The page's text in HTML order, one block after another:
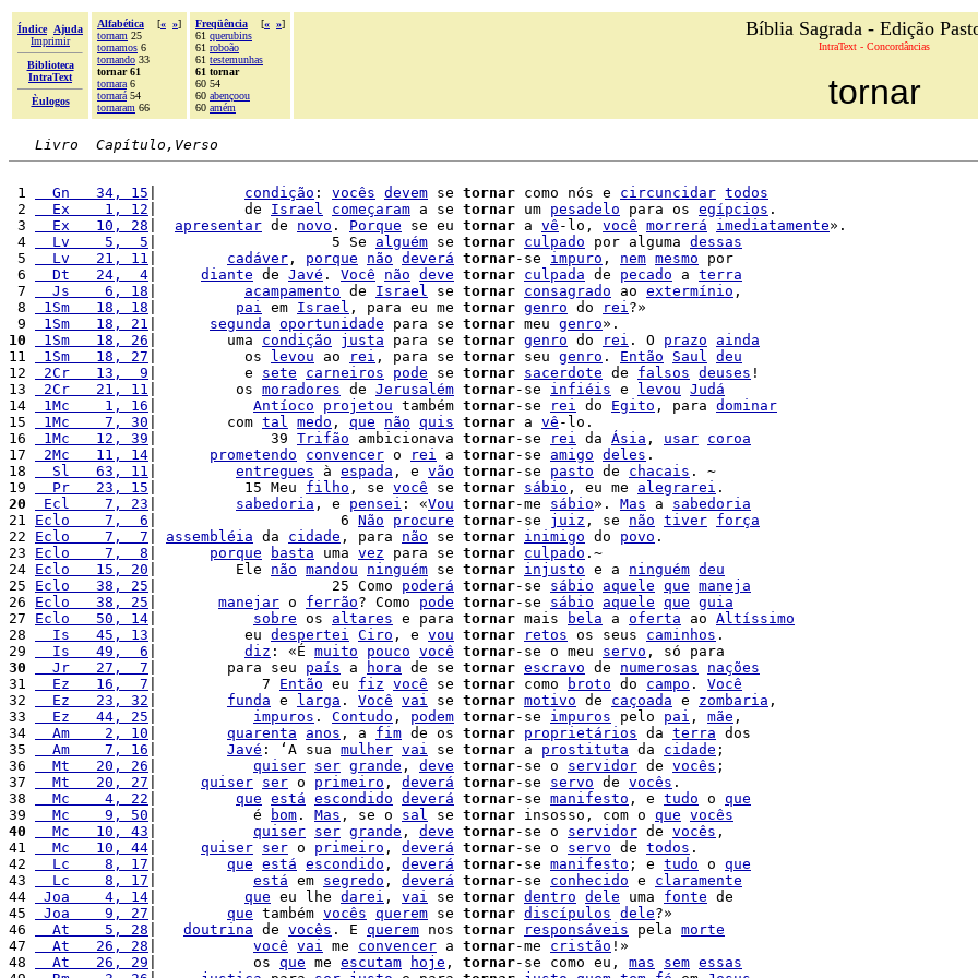
Índice
Ajuda
Imprimir
Biblioteca
IntraText
Èulogos
Alfabética [« »]
tornam 25
tornamos 6
tornando 33
tornar 61
tornara 6
tornará 54
tornaram 66
Freqüência [« »]
61 querubins
61 roboão
61 testemunhas
61 tornar
60 54
60 abençoou
60 amém
Bíblia Sagrada - Edição
IntraText - Concordâncias
tornar
Livro  Capítulo,Verso
1
  Gn   34, 15
condição : vocês devem se tornar como nós e circuncidar todos
2
  Ex    1, 12
|          de Israel começaram a se tornar um pesadelo para os egípcios .
3
  Ex   10, 28
apresentar de novo . Porque se eu tornar a vê -lo, você morrerá imediatamente».
4
  Lv    5,  5
|                    5 Se alguém se tornar culpado por alguma dessas
5
  Lv   21, 11
cadáver , porque não deverá tornar-se impuro , nem mesmo por
6
  Dt   24,  4
diante de Javé . Você não deve tornar culpada de pecado a terra
7
  Js    6, 18
acampamento de Israel se tornar consagrado ao extermínio ,
8
1Sm   18, 18 pai em Israel , para eu me tornar genro do rei?»
9
1Sm   18, 21 segunda oportunidade para se tornar meu genro
10
1Sm   18, 26 |        uma condição justa para se tornar genro do rei . O prazo
ainda
11
1Sm   18, 27 |          os levou ao rei , para se tornar seu genro . Então Saul deu
12
2Cr   13,  9 |          e sete carneiros pode se tornar sacerdote de falsos deuses !
13
2Cr   21, 11 |         os moradores de Jerusalém tornar-se infiéis e levou Judá
14
1Mc    1, 16 Antíoco projetou também tornar-se rei do Egito , para dominar
15
1Mc    7, 30 |        com tal medo , que não quis tornar a vê -lo.
16
1Mc   12, 39 |             39 Trifão ambicionava tornar-se rei da Ásia , usar coroa
17
2Mc   11, 14 prometendo convencer o rei a tornar-se amigo deles .
18
  Sl   63, 11
entregues à espada , e vão tornar-se pasto de chacais . ~
19
  Pr   23, 15
|          15 Meu filho , se você se tornar sábio , eu me alegrarei
20
Ecl    7, 23 sabedoria , e pensei : «Vou tornar-me sábio». Mas a sabedoria
21 Eclo    7,  6 |                     6 Não procure tornar-se juiz , se não tiver força
22 Eclo    7,  7 assembléia da cidade , para não se tornar inimigo do povo .
23 Eclo    7,  8 porque basta uma vez para se tornar culpado .~
24 Eclo   15, 20 |         Ele não mandou ninguém se tornar injusto e a ninguém deu
25 Eclo   38, 25 |                    25 Como poderá tornar-se sábio aquele que maneja
26 Eclo   38, 25 manejar o ferrão? Como pode tornar-se sábio aquele que guia
27 Eclo   50, 14 sobre os altares e para tornar mais bela a oferta ao Altíssimo
28
  Is   45, 13
|          eu despertei Ciro , e vou tornar retos os seus caminhos .
29
  Is   49,  6
diz : «É muito pouco você tornar-se o meu servo
30
  Jr   27,  7
|        para seu país a hora de se tornar escravo de numerosas
nações
31
  Ez   16,  7
|            7 Então eu fiz você se tornar como broto do campo . Você
32
  Ez   23, 32
funda e larga . Você vai se tornar motivo de caçoada e zombaria ,
33
  Ez   44, 25
impuros . Contudo , podem tornar-se impuros pelo pai , mãe ,
34
  Am    2, 10
quarenta anos , a fim de os tornar proprietários da terra dos
35
  Am    7, 16
Javé : ‘A sua mulher vai se tornar a prostituta da cidade ;
36
  Mt   20, 26
quiser ser grande , deve tornar-se o servidor de vocês ;
37
  Mt   20, 27
quiser ser o primeiro , deverá tornar-se servo de vocês .
38
  Mc    4, 22
que está escondido deverá tornar-se manifesto , e tudo o que
39
  Mc    9, 50
|           é bom . Mas , se o sal se tornar insosso, com o que vocês
40
  Mc   10, 43
quiser ser grande , deve tornar-se o servidor de vocês ,
41
  Mc   10, 44
quiser ser o primeiro , deverá tornar-se o servo de todos .
42
  Lc    8, 17
que está escondido , deverá tornar-se manifesto ; e tudo o que
43
  Lc    8, 17
está em segredo , deverá tornar-se conhecido e claramente
44
Joa    4, 14 que eu lhe darei , vai se tornar dentro dele uma fonte de
45
Joa    9, 27 que também vocês querem se tornar discípulos dele?»
46
  At    5, 28
doutrina de vocês . E querem nos tornar responsáveis pela morte
47
  At   26, 28
você vai me convencer a tornar-me cristão !»
48
  At   26, 29
|           os que me escutam hoje , tornar-se como eu, mas sem essas